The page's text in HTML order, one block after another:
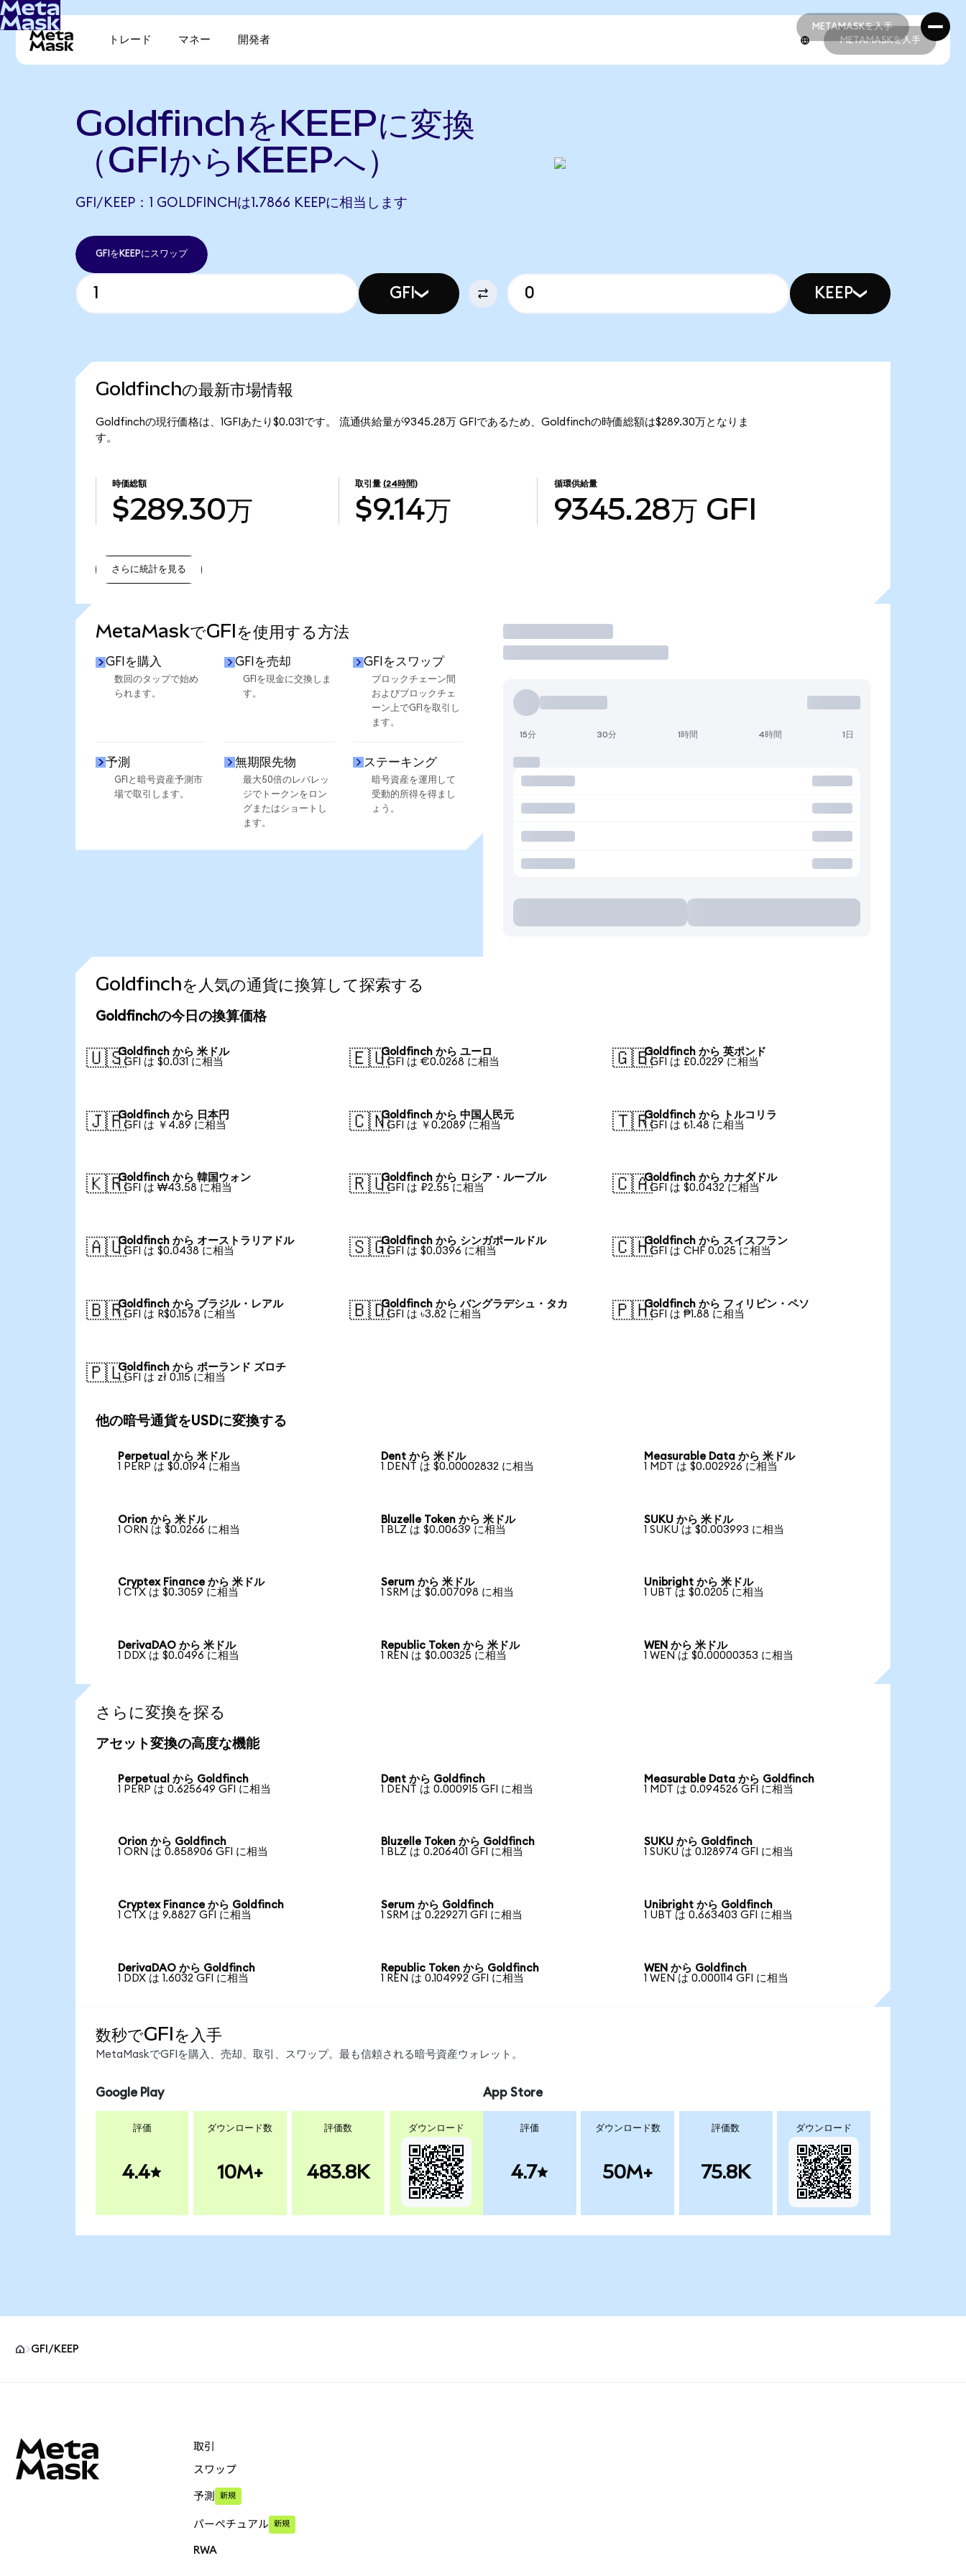
METAMASKを入手
METAMASKを入手
トレード マネー 開発者 METAMASKを入手
GoldfinchをKEEPに変換
（GFIからKEEPへ）
GFI/KEEP：1 GOLDFINCHは1.7866 KEEPに相当します
GFIをKEEPにスワップ
GFI KEEP
Goldfinchの最新市場情報
Goldfinchの現行価格は、1GFIあたり$0.031です。 流通供給量が9345.28万 GFIであるため、Goldfinchの時価総額は$289.30万となりま
す。
時価総額
$289.30万
取引量 (24時間)
$9.14万
循環供給量
9345.28万 GFI
さらに統計を見る
MetaMaskでGFIを使用する方法
GFIを購入
数回のタップで始め
られます。
GFIを売却
GFIを現金に交換しま
す。
GFIをスワップ
ブロックチェーン間
およびブロックチェ
ーン上でGFIを取引し
ます。
予測
GFIと暗号資産予測市
場で取引します。
無期限先物
最大50倍のレバレッ
ジでトークンをロン
グまたはショートし
ます。
ステーキング
暗号資産を運用して
受動的所得を得まし
ょう。
取引
15分 30分 1時間 4時間 1日
Goldfinchを人気の通貨に換算して探索する
Goldfinchの今日の換算価格
🇺🇸Goldfinch から 米ドル
1 GFI は $0.031 に相当
🇪🇺Goldfinch から ユーロ
1 GFI は €0.0268 に相当
🇬🇧Goldfinch から 英ポンド
1 GFI は £0.0229 に相当
🇯🇵Goldfinch から 日本円
1 GFI は ￥4.89 に相当
🇨🇳Goldfinch から 中国人民元
1 GFI は ￥0.2089 に相当
🇹🇷Goldfinch から トルコリラ
1 GFI は ₺1.48 に相当
🇰🇷Goldfinch から 韓国ウォン
1 GFI は ₩43.58 に相当
🇷🇺Goldfinch から ロシア・ルーブル
1 GFI は ₽2.55 に相当
🇨🇦Goldfinch から カナダドル
1 GFI は $0.0432 に相当
🇦🇺Goldfinch から オーストラリアドル
1 GFI は $0.0438 に相当
🇸🇬Goldfinch から シンガポールドル
1 GFI は $0.0396 に相当
🇨🇭Goldfinch から スイスフラン
1 GFI は CHF 0.025 に相当
🇧🇷Goldfinch から ブラジル・レアル
1 GFI は R$0.1578 に相当
🇧🇩Goldfinch から バングラデシュ・タカ
1 GFI は ৳3.82 に相当
🇵🇭Goldfinch から フィリピン・ペソ
1 GFI は ₱1.88 に相当
🇵🇱Goldfinch から ポーランド ズロチ
1 GFI は zł 0.115 に相当
他の暗号通貨をUSDに変換する
Perpetual から 米ドル
1 PERP は $0.0194 に相当
Dent から 米ドル
1 DENT は $0.00002832 に相当
Measurable Data から 米ドル
1 MDT は $0.002926 に相当
Orion から 米ドル
1 ORN は $0.0266 に相当
Bluzelle Token から 米ドル
1 BLZ は $0.00639 に相当
SUKU から 米ドル
1 SUKU は $0.003993 に相当
Cryptex Finance から 米ドル
1 CTX は $0.3059 に相当
Serum から 米ドル
1 SRM は $0.007098 に相当
Unibright から 米ドル
1 UBT は $0.0205 に相当
DerivaDAO から 米ドル
1 DDX は $0.0496 に相当
Republic Token から 米ドル
1 REN は $0.00325 に相当
WEN から 米ドル
1 WEN は $0.00000353 に相当
さらに変換を探る
アセット変換の高度な機能
Perpetual から Goldfinch
1 PERP は 0.625649 GFI に相当
Dent から Goldfinch
1 DENT は 0.000915 GFI に相当
Measurable Data から Goldfinch
1 MDT は 0.094526 GFI に相当
Orion から Goldfinch
1 ORN は 0.858906 GFI に相当
Bluzelle Token から Goldfinch
1 BLZ は 0.206401 GFI に相当
SUKU から Goldfinch
1 SUKU は 0.128974 GFI に相当
Cryptex Finance から Goldfinch
1 CTX は 9.8827 GFI に相当
Serum から Goldfinch
1 SRM は 0.229271 GFI に相当
Unibright から Goldfinch
1 UBT は 0.663403 GFI に相当
DerivaDAO から Goldfinch
1 DDX は 1.6032 GFI に相当
Republic Token から Goldfinch
1 REN は 0.104992 GFI に相当
WEN から Goldfinch
1 WEN は 0.000114 GFI に相当
数秒でGFIを入手
MetaMaskでGFIを購入、売却、取引、スワップ。最も信頼される暗号資産ウォレット。
Google Play
評価
4.4
ダウンロード数
10M+
評価数
483.8K
ダウンロード
App Store
評価
4.7
ダウンロード数
50M+
評価数
75.8K
ダウンロード
GFI/KEEP
取引
スワップ
予測 新規
パーペチュアル 新規
RWA